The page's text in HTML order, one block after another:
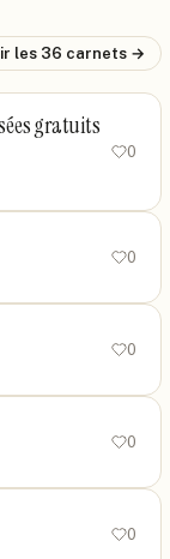
les 36 carnets →
gratuits
0
0
0
0
0